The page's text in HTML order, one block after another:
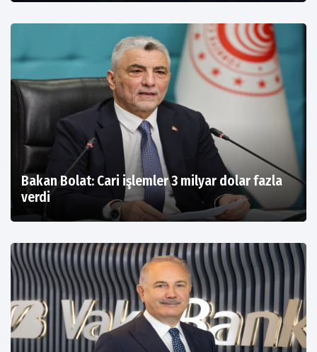
Bakan Bolat: Cari işlemler 3 milyar dolar fazla
verdi